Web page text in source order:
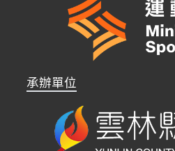
承辦單位